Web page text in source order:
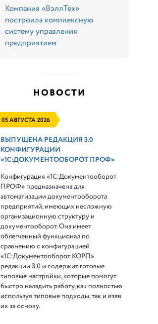
Компания «ВэллТех»
построила комплексную
систему управления
предприятием
НОВОСТИ
05 АВГУСТА 2026
ВЫПУЩЕНА РЕДАКЦИЯ 3.0
КОНФИГУРАЦИИ
«1С:ДОКУМЕНТООБОРОТ ПРОФ»
Конфигурация «1С:Документооборот
ПРОФ» предназначена для
автоматизации документооборота
предприятий, имеющих несложную
организационную структуру и
документооборот. Она имеет
облегченный функционал по
сравнению с конфигурацией
«1С:Документооборот КОРП»
редакции 3.0 и содержит готовые
типовые настройки, которые помогут
быстро наладить работу, как полностью
используя типовые подходы, так и взяв
их за основу.